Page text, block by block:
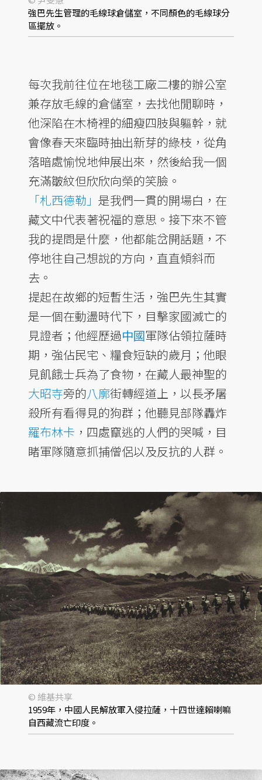
強巴先生管理的毛線球倉儲室，不同顏色的毛線球分
區擺放。
每次我前往位在地毯工廠二樓的辦公室
兼存放毛線的倉儲室，去找他閒聊時，
他深陷在木椅裡的細瘦四肢與軀幹，就
會像春天來臨時抽出新芽的綠枝，從角
落暗處愉悅地伸展出來，然後給我一個
充滿皺紋但欣欣向榮的笑臉。
「札西德勒」 是我們一貫的開場白，在
藏文中代表著祝福的意思。接下來不管
我的提問是什麼，他都能岔開話題，不
停地往自己想說的方向，直直傾斜而
去。
提起在故鄉的短暫生活，強巴先生其實
是一個在動盪時代下，目擊家國滅亡的
見證者；他經歷過中國軍隊佔領拉薩時
期，強佔民宅、糧食短缺的歲月；他眼
見飢餓士兵為了食物，在藏人最神聖的
大昭寺旁的八廓街轉經道上，以長矛屠
殺所有看得見的狗群；他聽見部隊轟炸
羅布林卡 ，四處竄逃的人們的哭喊，目
睹軍隊隨意抓捕僧侶以及反抗的人群。
© 維基共享
1959年，中國人民解放軍入侵拉薩，十四世達賴喇嘛
自西藏流亡印度。